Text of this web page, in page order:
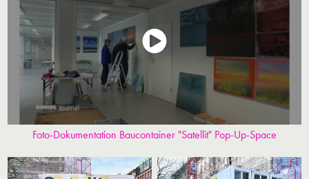
Foto-Dokumentation Baucontainer "Satellit" Pop-Up-Space